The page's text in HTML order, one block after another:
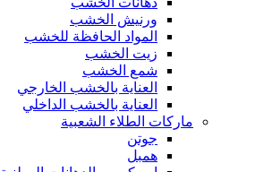
ورنيش الخشب
المواد الحافظة للخشب
زيت الخشب
شمع الخشب
العناية بالخشب الخارجي
العناية بالخشب الداخلي
ماركات الطلاء الشعبية
جوتن
همبل